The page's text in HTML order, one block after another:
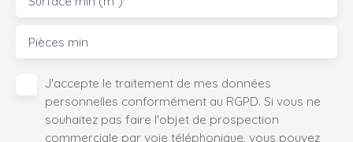
Pièces min
J'accepte le traitement de mes données
personnelles conformément au RGPD. Si vous ne
souhaitez pas faire l'objet de prospection
commerciale par voie téléphonique, vous pouvez